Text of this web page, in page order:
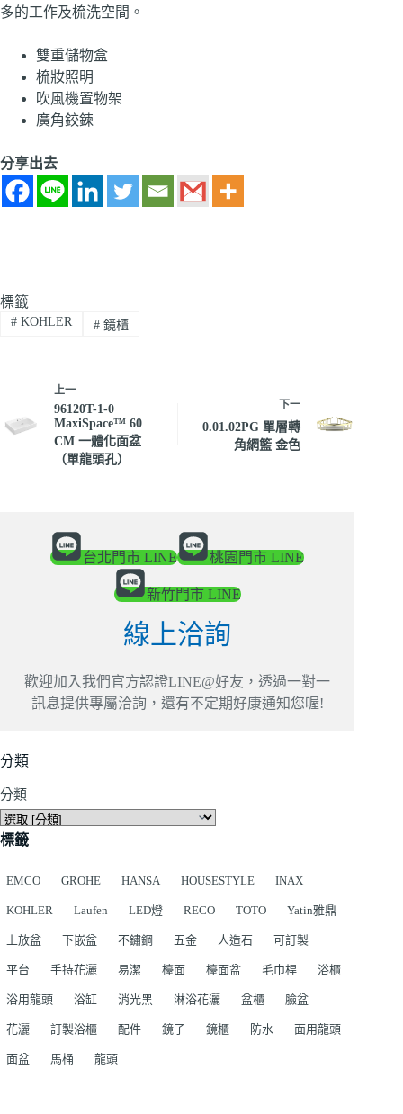
多的工作及梳洗空間。
雙重儲物盒
梳妝照明
吹風機置物架
廣角鉸鍊
分享出去
標籤
#KOHLER #鏡櫃
上一
96120T-1-0
MaxiSpace™ 60
CM 一體化面盆
（單龍頭孔）
下一
0.01.02PG 單層轉
角網籃 金色
台北門市 LINE 桃園門市 LINE
新竹門市 LINE
線上洽詢
歡迎加入我們官方認證LINE@好友，透過一對一
訊息提供專屬洽詢，還有不定期好康通知您喔!
分類
分類
標籤
EMCO GROHE HANSA HOUSESTYLE INAX
KOHLER Laufen LED燈 RECO TOTO Yatin雅鼎
上放盆 下嵌盆 不鏽鋼 五金 人造石 可訂製
平台 手持花灑 易潔 檯面 檯面盆 毛巾桿 浴櫃
浴用龍頭 浴缸 消光黑 淋浴花灑 盆櫃 臉盆
花灑 訂製浴櫃 配件 鏡子 鏡櫃 防水 面用龍頭
面盆 馬桶 龍頭